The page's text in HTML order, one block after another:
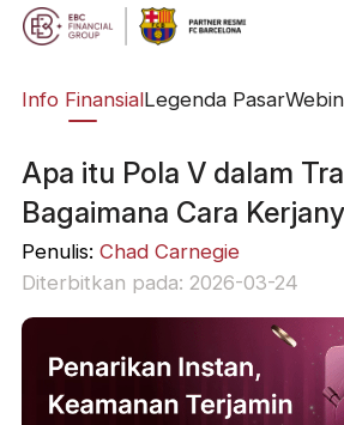
Info FinansialLegenda Pasar
Apa itu Pola V dalam
Bagaimana Cara
Penulis: Chad Carnegie
Diterbitkan pada: 2026-03-24